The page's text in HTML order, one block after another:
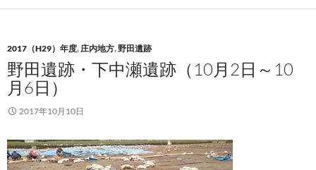
2017（H29）年度,庄内地方,野田遺跡
野田遺跡・下中瀬遺跡（10月2日～10
月6日）
2017年10月10日